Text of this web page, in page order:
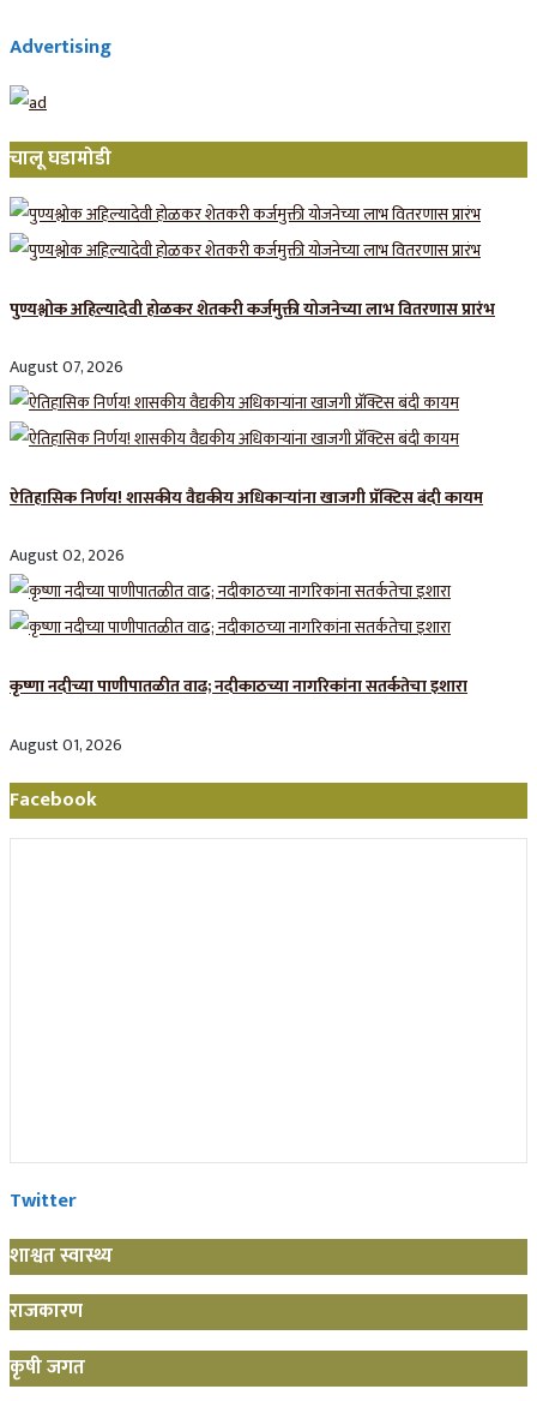
Advertising
चालू घडामोडी
पुण्यश्लोक अहिल्यादेवी होळकर शेतकरी कर्जमुक्ती योजनेच्या लाभ वितरणास प्रारंभ
August 07, 2026
ऐतिहासिक निर्णय! शासकीय वैद्यकीय अधिकाऱ्यांना खाजगी प्रॅक्टिस बंदी कायम
August 02, 2026
कृष्णा नदीच्या पाणीपातळीत वाढ; नदीकाठच्या नागरिकांना सतर्कतेचा इशारा
August 01, 2026
Facebook
Twitter
शाश्वत स्वास्थ्य
राजकारण
कृषी जगत